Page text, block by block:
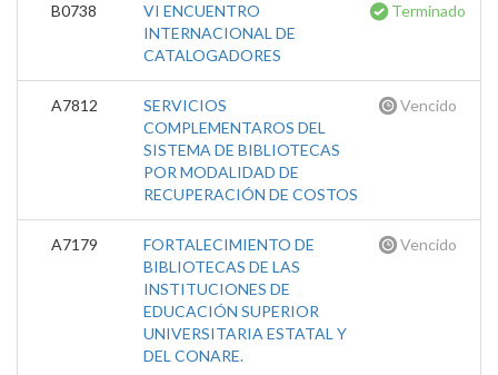
B0738
VI ENCUENTRO
INTERNACIONAL DE
CATALOGADORES
Terminado
A7812
SERVICIOS
COMPLEMENTAROS DEL
SISTEMA DE BIBLIOTECAS
POR MODALIDAD DE
RECUPERACIÓN DE COSTOS
Vencido
A7179
FORTALECIMIENTO DE
BIBLIOTECAS DE LAS
INSTITUCIONES DE
EDUCACIÓN SUPERIOR
UNIVERSITARIA ESTATAL Y
DEL CONARE.
Vencido